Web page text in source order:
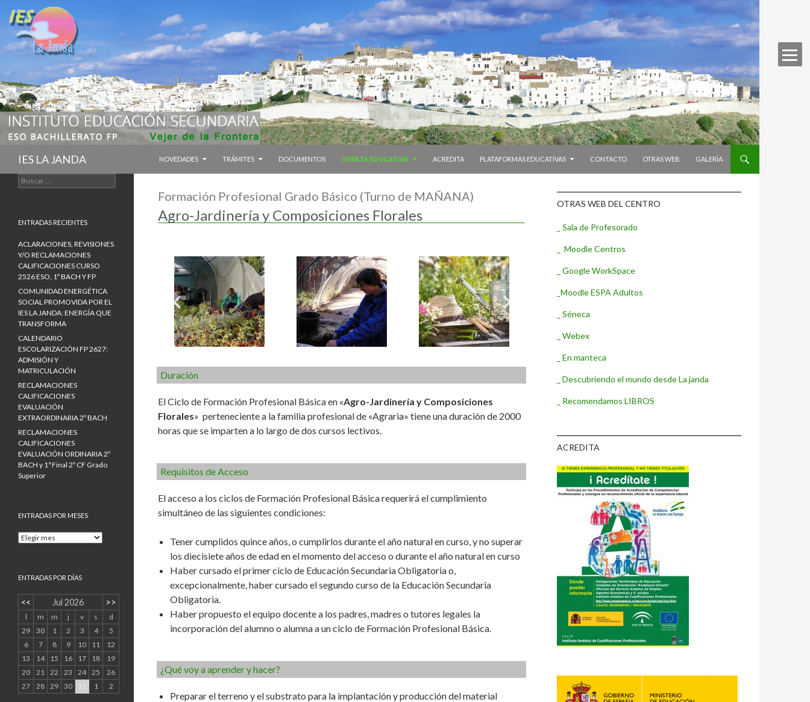
IES LA JANDA NOVEDADES TRÁMITES DOCUMENTOS OFERTA EDUCATIVA ACREDITA PLATAFORMAS EDUCATIVAS CONTACTO OTRAS WEB GALERÍA
Formación Profesional Grado Básico (Turno de MAÑANA)
Agro-Jardinería y Composiciones Florales
Duración
El Ciclo de Formación Profesional Básica en «Agro-Jardinería y Composiciones
Florales» perteneciente a la familia profesional de «Agraria» tiene una duración de 2000
horas que se imparten a lo largo de dos cursos lectivos.
Requisitos de Acceso
El acceso a los ciclos de Formación Profesional Básica requerirá el cumplimiento
simultáneo de las siguientes condiciones:
Tener cumplidos quince años, o cumplirlos durante el año natural en curso, y no superar
los diecisiete años de edad en el momento del acceso o durante el año natural en curso
Haber cursado el primer ciclo de Educación Secundaria Obligatoria o,
excepcionalmente, haber cursado el segundo curso de la Educación Secundaria
Obligatoria.
Haber propuesto el equipo docente a los padres, madres o tutores legales la
incorporación del alumno o alumna a un ciclo de Formación Profesional Básica.
¿Qué voy a aprender y hacer?
Preparar el terreno y el substrato para la implantación y producción del material
OTRAS WEB DEL CENTRO
_ Sala de Profesorado
_ Moodle Centros
_ Google WorkSpace
_Moodle ESPA Adultos
_ Séneca
_ Webex
_ En manteca
_ Descubriendo el mundo desde La janda
_ Recomendamos LIBROS
ACREDITA
ENTRADAS RECIENTES
ACLARACIONES, REVISIONES
Y/O RECLAMACIONES
CALIFICACIONES CURSO
2526 ESO, 1º BACH Y FP
COMUNIDAD ENERGÉTICA
SOCIAL PROMOVIDA POR EL
IES LA JANDA: ENERGÍA QUE
TRANSFORMA
CALENDARIO
ESCOLARIZACIÓN FP 2627:
ADMISIÓN Y
MATRICULACIÓN
RECLAMACIONES
CALIFICACIONES
EVALUACIÓN
EXTRAORDINARIA 2º BACH
RECLAMACIONES
CALIFICACIONES
EVALUACIÓN ORDINARIA 2º
BACH y 1ª Final 2º CF Grado
Superior
ENTRADAS POR MESES
ENTRADAS POR DÍAS
<< Jul 2026 >>
l m m j v s
d
29
30 1 2 3 4
5
6
7 8 9 10 11
12
13
14 15 16 17 18
19
20
21 22 23 24 25
26
27
28 29 30 31 1 2